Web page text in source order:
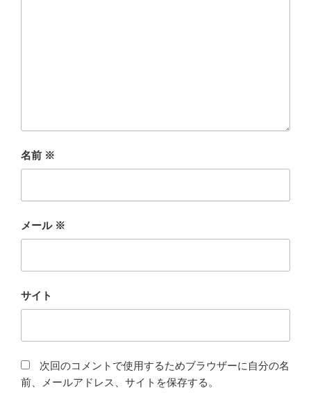
名前 ※
メール ※
サイト
次回のコメントで使用するためブラウザーに自分の名
前、メールアドレス、サイトを保存する。